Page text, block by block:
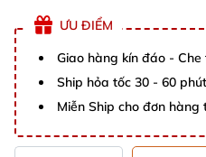
ƯU ĐIỂM
Giao hàng kín đáo - Che
Ship hỏa tốc 30 - 60
Miễn Ship cho đơn hàng